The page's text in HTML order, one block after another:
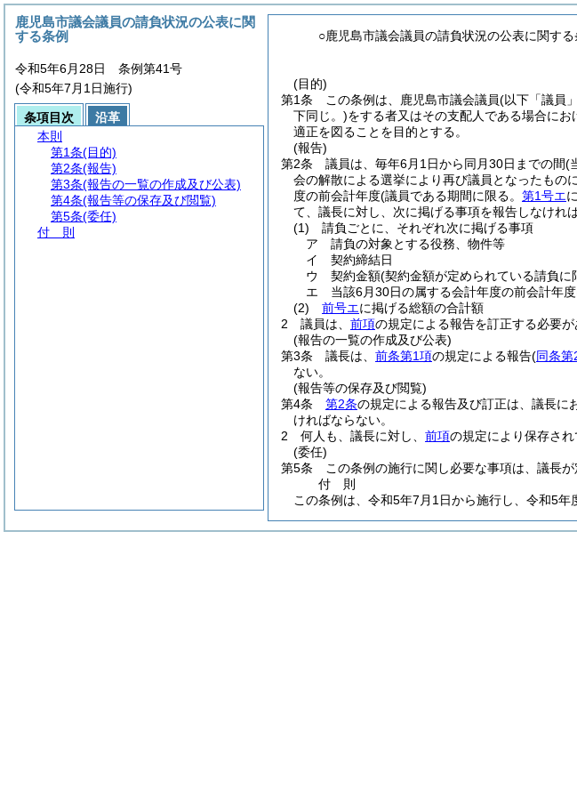
○鹿児島市議会議員の請負状況の公表に関する
(目的)
第1条
この条例は、鹿児島市議会議員(以下「議員
下同じ。)をする者又はその支配人である場合に
適正を図ることを目的とする。
(報告)
第2条
議員は、毎年6月1日から同月30日までの間(
会の解散による選挙により再び議員となったもの
度の前会計年度(議員である期間に限る。 第1号エ
て、議長に対し、次に掲げる事項を報告しなけれ
(1)
請負ごとに、それぞれ次に掲げる事項
ア
請負の対象とする役務、物件等
イ
契約締結日
ウ
契約金額(契約金額が定められている請負に
エ
当該6月30日の属する会計年度の前会計年
(2)
前号エに掲げる総額の合計額
2
議員は、 前項の規定による報告を訂正する必要
(報告の一覧の作成及び公表)
第3条
議長は、 前条第1項の規定による報告(同条第
ない。
(報告等の保存及び閲覧)
第4条
第2条の規定による報告及び訂正は、議長に
ければならない。
2
何人も、議長に対し、 前項の規定により保存さ
(委任)
第5条
この条例の施行に関し必要な事項は、議長が
付 則
この条例は、令和5年7月1日から施行し、令和5年
鹿児島市議会議員の請負状況の公表に関
する条例
令和5年6月28日 条例第41号
(令和5年7月1日施行)
条項目次
沿革
本則
第1条(目的)
第2条(報告)
第3条(報告の一覧の作成及び公表)
第4条(報告等の保存及び閲覧)
第5条(委任)
付 則